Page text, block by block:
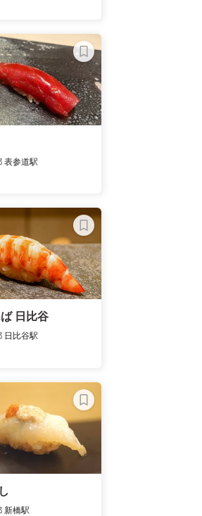
表参道駅
日比谷
日比谷駅
新橋駅